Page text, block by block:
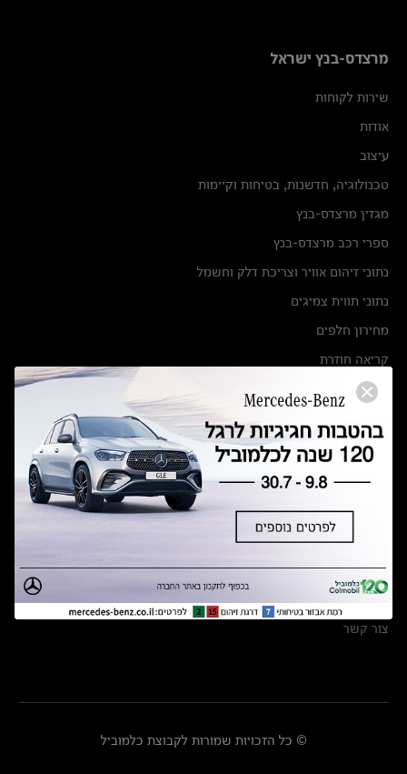
מרצדס-בנץ ישראל
שירות לקוחות
אודות
עיצוב
טכנולוגיה, חדשנות, בטיחות וקיימות
מגזין מרצדס-בנץ
ספרי רכב מרצדס-בנץ
נתוני זיהום אוויר וצריכת דלק וחשמל
נתוני תווית צמיגים
מחירון חלפים
קריאה חוזרת
הודעה על הטבות לרכבי מרצדס בהסדר פשרה בתצ 56447-02-19
תקנון ימי מכירות 120 לכלמוביל
מצאו אותנו
אולמות תצוגה
מרכזי שירות
צור קשר
© כל הזכויות שמורות לקבוצת כלמוביל